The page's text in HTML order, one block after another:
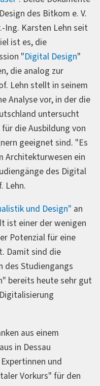
des Bitkom e. V.
Ing. Karsten Lehn seit
ist es, die
"Digital Design"
die analog zur
Lehn stellt in seinem
Analyse vor, in der die
untersucht
die Ausbildung von
geeignet sind. "Es
Architekturwesen ein
des Digital
Lehn.
und Design" an
ist einer der wenigen
Potenzial für eine
Damit sind die
des Studiengangs
bereits heute sehr gut
aus einem
in Dessau
und
Vorkurs" für den